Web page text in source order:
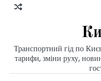
Транспортний гід по
тарифи, зміни руху,